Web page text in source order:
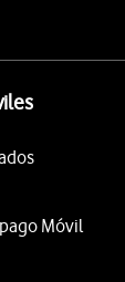
Móvil